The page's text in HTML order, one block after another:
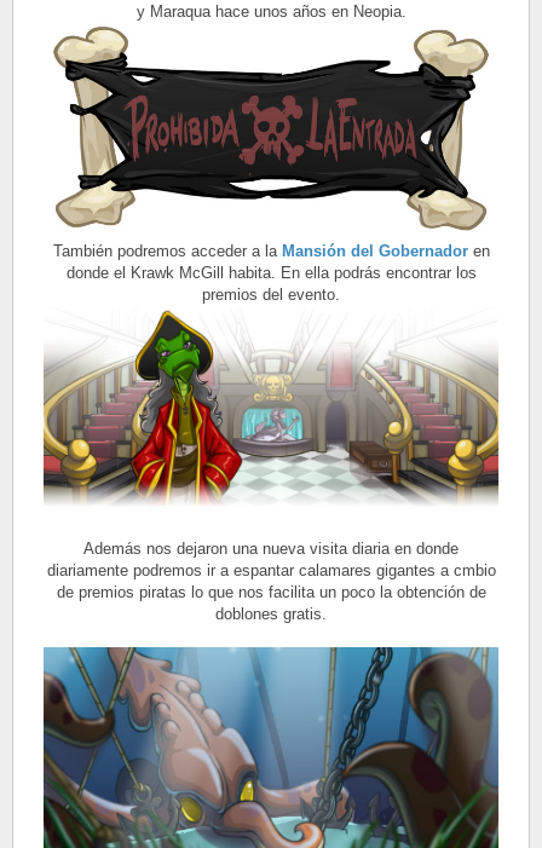
y Maraqua hace unos años en Neopia.
También podremos acceder a la Mansión del Gobernadoren
donde el Krawk McGill habita. En ella podrás encontrar los
premios del evento.
Además nos dejaron una nueva visita diaria en donde
diariamente podremos ir a espantar calamares gigantes a cmbio
de premios piratas lo que nos facilita un poco la obtención de
doblones gratis.